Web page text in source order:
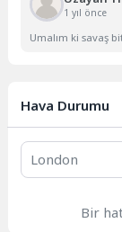
1 yıl önce
Umalım ki savaş
Hava Durumu
Bir